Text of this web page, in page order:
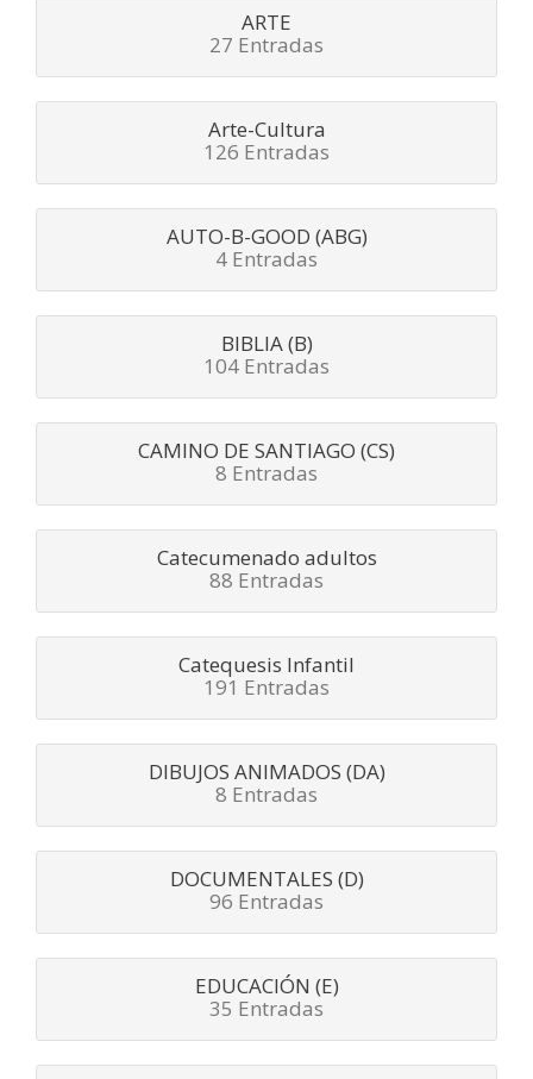
ARTE
27 Entradas
Arte-Cultura
126 Entradas
AUTO-B-GOOD (ABG)
4 Entradas
BIBLIA (B)
104 Entradas
CAMINO DE SANTIAGO (CS)
8 Entradas
Catecumenado adultos
88 Entradas
Catequesis Infantil
191 Entradas
DIBUJOS ANIMADOS (DA)
8 Entradas
DOCUMENTALES (D)
96 Entradas
EDUCACIÓN (E)
35 Entradas